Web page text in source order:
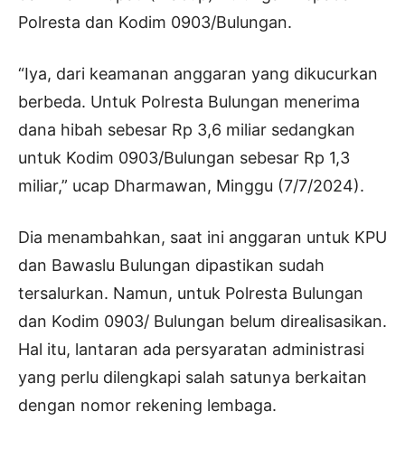
Polresta dan Kodim 0903/Bulungan.
“Iya, dari keamanan anggaran yang dikucurkan
berbeda. Untuk Polresta Bulungan menerima
dana hibah sebesar Rp 3,6 miliar sedangkan
untuk Kodim 0903/Bulungan sebesar Rp 1,3
miliar,” ucap Dharmawan, Minggu (7/7/2024).
Dia menambahkan, saat ini anggaran untuk KPU
dan Bawaslu Bulungan dipastikan sudah
tersalurkan. Namun, untuk Polresta Bulungan
dan Kodim 0903/ Bulungan belum direalisasikan.
Hal itu, lantaran ada persyaratan administrasi
yang perlu dilengkapi salah satunya berkaitan
dengan nomor rekening lembaga.